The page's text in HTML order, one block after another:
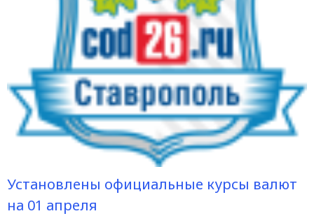
Установлены официальные курсы валют
на 01 апреля